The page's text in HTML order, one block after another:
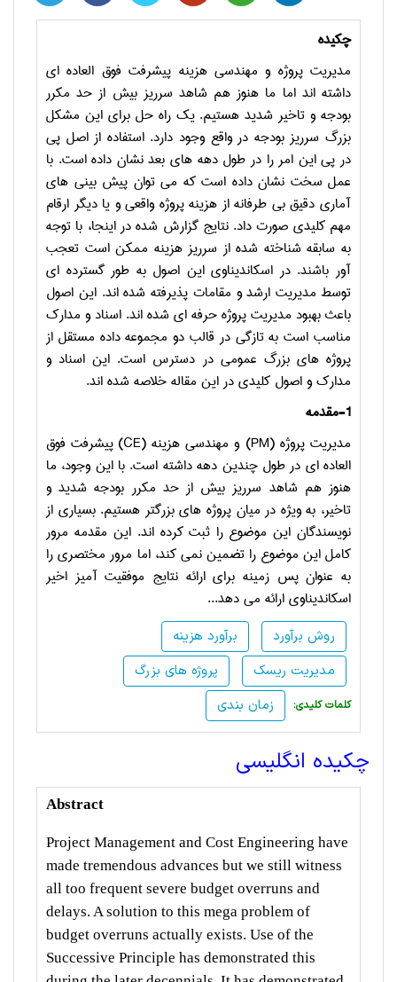
چکیده
مدیریت پروژه و مهندسی هزینه پیشرفت فوق العاده ای
داشته اند اما ما هنوز هم شاهد سرریز بیش از حد مکرر
بودجه و تاخیر شدید هستیم. یک راه حل برای این مشکل
بزرگ سرریز بودجه در واقع وجود دارد. استفاده از اصل پی
در پی این امر را در طول دهه های بعد نشان داده است. با
عمل سخت نشان داده است که می توان پیش بینی های
آماری دقیق بی طرفانه از هزینه­ پروژه واقعی و یا دیگر ارقام
مهم کلیدی صورت داد. نتایج گزارش شده در اینجا، با توجه
به سابقه شناخته شده از سرریز هزینه ممکن است تعجب
آور باشند. در اسکاندیناوی این اصول به طور گسترده ای
توسط مدیریت ارشد و مقامات پذیرفته شده اند. این اصول
باعث بهبود مدیریت پروژه حرفه ای شده اند. اسناد و مدارک
مناسب است به تازگی در قالب دو مجموعه داده مستقل از
پروژه­ های بزرگ عمومی در دسترس است. این اسناد و
مدارک و اصول کلیدی در این مقاله خلاصه شده اند.
1- مقدمه
مدیریت پروژه (PM)و مهندسی هزینه (CE) پیشرفت فوق
العاده­ ای در طول چندین دهه داشته است. با این وجود، ما
هنوز هم شاهد سرریز بیش از حد مکرر بودجه شدید و
تاخیر، به ویژه در میان پروژه های بزرگتر هستیم. بسیاری از
نویسندگان این موضوع را ثبت کرده اند. این مقدمه مرور
کامل این موضوع را تضمین نمی کند، اما مرور مختصری را
به عنوان پس زمینه برای ارائه نتایج موفقیت آمیز اخیر
اسکاندیناوی ارائه می دهد.
..
برآورد هزینه
روش برآورد
پروژه های بزرگ
مدیریت ریسک
زمان بندی
:کلمات کلیدی
چکیده انگلیسی
Abstract
Project Management and Cost Engineering have
made tremendous advances but we still witness
all too frequent severe budget overruns and
delays. A solution to this mega problem of
budget overruns actually exists. Use of the
Successive Principle has demonstrated this